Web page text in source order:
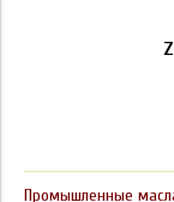
Промышленные